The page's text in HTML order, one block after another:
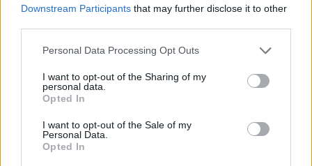
Downstream Participants that may further disclose it to other
Personal Data Processing Opt Outs
I want to opt-out of the Sharing of my
personal data.
Opted In
I want to opt-out of the Sale of my
Personal Data.
Opted In
Partidul Patrioților (Surugiu)
FAR (Coarnă)
România pe Primul Loc (Ponta)
Altul
Arată rezultatele